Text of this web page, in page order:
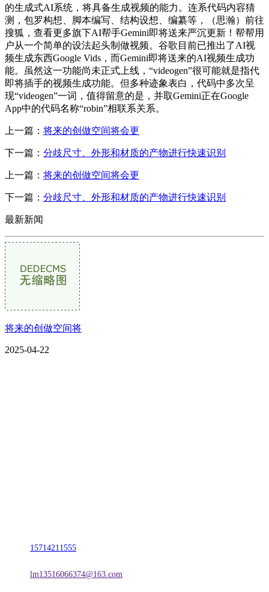
的生成式AI系统，将具备生成视频的能力。连系代码内容猜
测，包罗构想、脚本编写、结构设想、编纂等，（思瀚）前往
搜狐，查看更多旗下AI帮手Gemini即将送来严沉更新！帮帮用
户从一个简单的设法起头制做视频。谷歌目前已推出了AI视
频生成东西Google Vids，而Gemini即将送来的AI视频生成功
能。虽然这一功能尚未正式上线，“videogen”很可能就是指代
即将插手的视频生成功能。但多种迹象表白，代码中多次呈
现“videogen”一词，值得留意的是，并取Gemini正在Google
App中的代码名称“robin”相联系关系。
上一篇： 将来的创做空间将会更
下一篇： 分歧尺寸、外形和材质的产物进行快速识别
上一篇： 将来的创做空间将会更
下一篇： 分歧尺寸、外形和材质的产物进行快速识别
最新新闻
将来的创做空间将
2025-04-22
15714211555
lm13516066374@163.com